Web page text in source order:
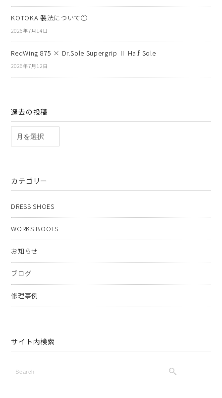
KOTOKA 製法について①
2026年7月14日
RedWing 875 × Dr.Sole Supergrip Ⅱ Half Sole
2026年7月12日
過去の投稿
カテゴリー
DRESS SHOES
WORKS BOOTS
お知らせ
ブログ
修理事例
サイト内検索